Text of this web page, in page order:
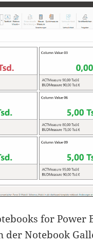
for Power
der Notebook